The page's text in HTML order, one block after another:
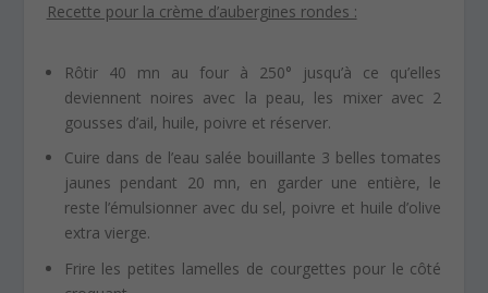
Recette pour la crème d’aubergines rondes :
Rôtir 40 mn au four à 250° jusqu’à ce qu’elles
deviennent noires avec la peau, les mixer avec 2
gousses d’ail, huile, poivre et réserver.
Cuire dans de l’eau salée bouillante 3 belles tomates
jaunes pendant 20 mn, en garder une entière, le
reste l’émulsionner avec du sel, poivre et huile d’olive
extra vierge.
Frire les petites lamelles de courgettes pour le côté